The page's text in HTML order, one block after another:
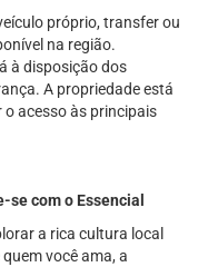
próprio, transfer ou
na região.
à disposição dos
A propriedade está
acesso às principais
se com o Essencial
a rica cultura local
você ama, a